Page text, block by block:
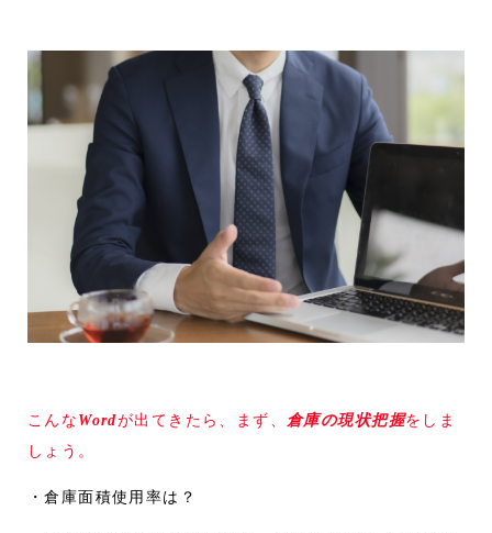
こんなWordが出てきたら、まず、 倉庫の現状把握をしま
しょう。
・倉庫面積使用率は？